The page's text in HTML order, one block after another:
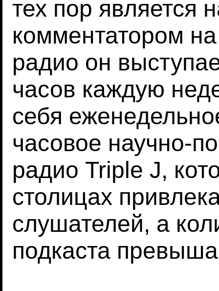
тех пор является
комментатором
радио он
часов каждую
себя
часовое научно-
радио Triple J,
столицах
слушателей, а
подкаста